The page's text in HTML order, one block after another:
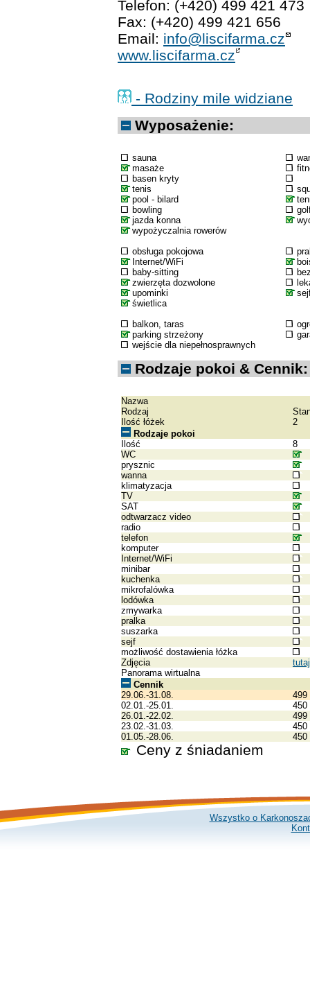
Telefon: (+420) 499 421 473
Fax: (+420) 499 421 656
Email: info@liscifarma.cz
www.liscifarma.cz
- Rodziny mile widziane
Wyposażenie:
sauna
masaże
basen kryty
tenis
pool - bilard
bowling
jazda konna
wypożyczalnia rowerów
obsługa pokojowa
Internet/WiFi
baby-sitting
zwierzęta dozwolone
upominki
świetlica
balkon, taras
parking strzeżony
wejście dla niepełnosprawnych
Rodzaje pokoi & Cennik:
Nazwa
Rodzaj
Ilość łóżek
2
Rodzaje pokoi
Ilość
8
WC
prysznic
wanna
klimatyzacja
TV
SAT
odtwarzacz video
radio
telefon
komputer
Internet/WiFi
minibar
kuchenka
mikrofalówka
lodówka
zmywarka
pralka
suszarka
sejf
możliwość dostawienia łóżka
Zdjęcia
tutaj
Panorama wirtualna
Cennik
29.06.-31.08.
499
02.01.-25.01.
450
26.01.-22.02.
499
23.02.-31.03.
450
01.05.-28.06.
450
Ceny z śniadaniem
Wszystko o